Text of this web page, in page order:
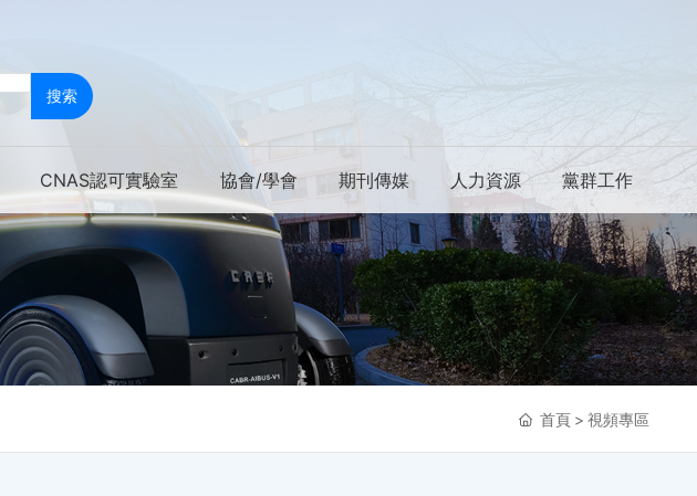
搜索
CNAS認可實驗室 協會/學會 期刊傳媒 人力資源 黨群工作
首頁 視頻專區